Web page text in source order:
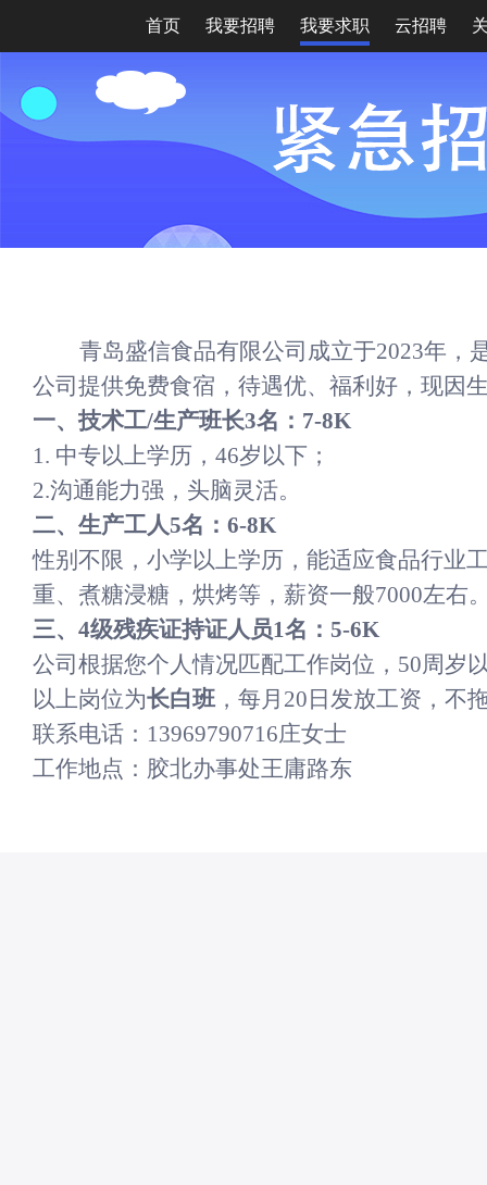
首页 我要招聘 我要求职 云招聘
青岛盛信食品有限公司成立于2023年，
公司提供免费食宿，待遇优、福利好，现因
一、技术工/生产班长3名：7-8K
1. 中专以上学历， 46岁以下；
2.沟通能力强，头脑灵活。
二、 生产工人5名：6-8K
性别不限，小学以上学历，能适应食品行业
重、煮糖浸糖，烘烤等，薪资一般7000左右
三、 4级残疾证持证人员1名：5-6K
公司根据您个人情况匹配工作岗位， 50周岁
以上岗位为长白班 ，每月 20日发放工资，不
联系电话： 13969790716庄女士
工作地点：胶北办事处王庸路东